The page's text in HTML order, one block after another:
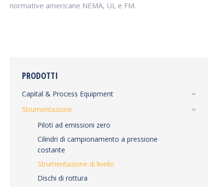
normative americane NEMA, UL e FM.
PRODOTTI
Capital & Process Equipment
Strumentazione
Piloti ad emissioni zero
Cilindri di campionamento a pressione
costante
Strumentazione di livello
Dischi di rottura